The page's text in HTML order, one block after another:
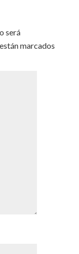
será
marcados